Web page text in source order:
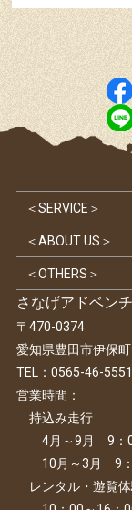
＜SERVICE＞
＜ABOUT US＞
＜OTHERS＞
さなげアドベン
〒470-0374
愛知県豊田市伊保
TEL：0565-46-
営業時間：
持込み走行
4月～9月 9：00
10月～3月 9：
レンタル・遊覧